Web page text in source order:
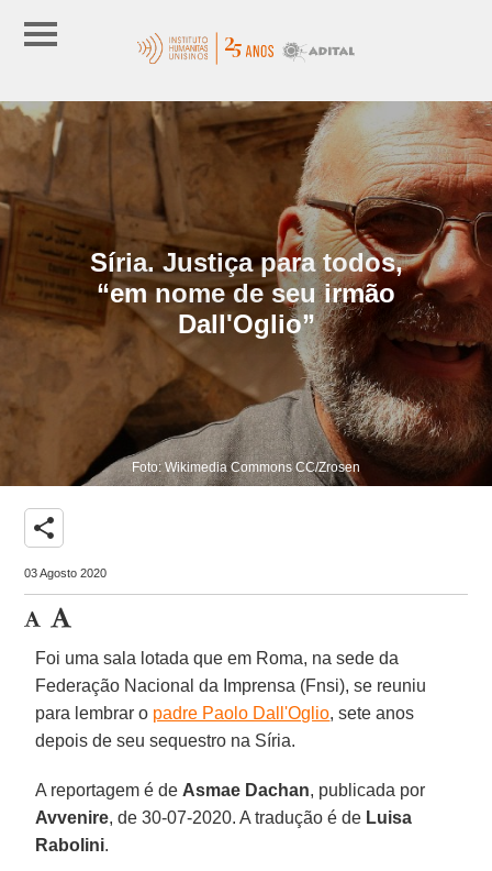
Síria. Justiça para todos,
“em nome de seu irmão
Dall'Oglio”
Foto: Wikimedia Commons CC/Zrosen
share
03 Agosto 2020
Foi uma sala lotada que em Roma, na sede da
Federação Nacional da Imprensa (Fnsi), se reuniu
para lembrar o padre Paolo Dall'Oglio, sete anos
depois de seu sequestro na Síria.
A reportagem é de Asmae Dachan, publicada por
Avvenire, de 30-07-2020. A tradução é de Luisa
Rabolini.